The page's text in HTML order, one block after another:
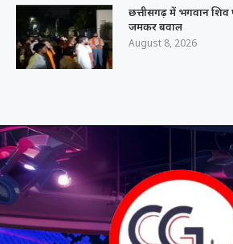
छत्तीसगढ़ में भगवान
जमकर बवाल
August 8, 2026